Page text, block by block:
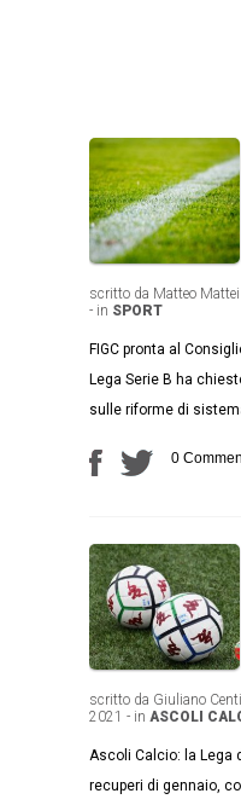
scritto da Matteo
- in SPORT
FIGC pronta al
Lega Serie B ha
sulle riforme di
0
scritto da Giuliano
2021 - in ASCOLI
Ascoli Calcio: la Lega
recuperi di gennaio,